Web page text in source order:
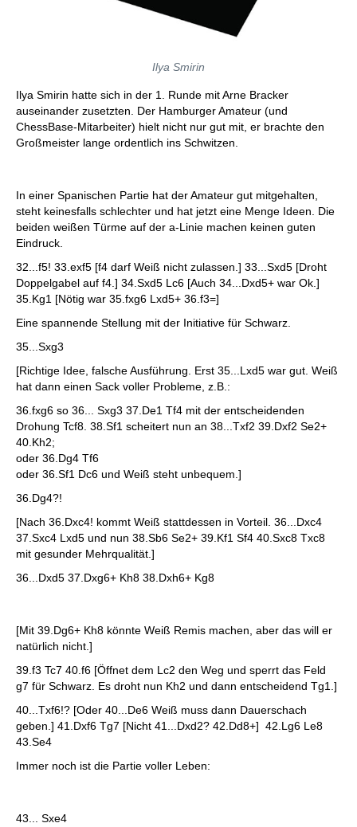
Ilya Smirin
Ilya Smirin hatte sich in der 1. Runde mit Arne Bracker
auseinander zusetzten. Der Hamburger Amateur (und
ChessBase-Mitarbeiter) hielt nicht nur gut mit, er brachte den
Großmeister lange ordentlich ins Schwitzen.
In einer Spanischen Partie hat der Amateur gut mitgehalten,
steht keinesfalls schlechter und hat jetzt eine Menge Ideen. Die
beiden weißen Türme auf der a-Linie machen keinen guten
Eindruck.
32...f5! 33.exf5 [f4 darf Weiß nicht zulassen.] 33...Sxd5 [Droht
Doppelgabel auf f4.] 34.Sxd5 Lc6 [Auch 34...Dxd5+ war Ok.]
35.Kg1 [Nötig war 35.fxg6 Lxd5+ 36.f3=]
Eine spannende Stellung mit der Initiative für Schwarz.
35...Sxg3
[Richtige Idee, falsche Ausführung. Erst 35...Lxd5 war gut. Weiß
hat dann einen Sack voller Probleme, z.B.:
36.fxg6 so 36... Sxg3 37.De1 Tf4 mit der entscheidenden
Drohung Tcf8. 38.Sf1 scheitert nun an 38...Txf2 39.Dxf2 Se2+
40.Kh2;
oder 36.Dg4 Tf6
oder 36.Sf1 Dc6 und Weiß steht unbequem.]
36.Dg4?!
[Nach 36.Dxc4! kommt Weiß stattdessen in Vorteil. 36...Dxc4
37.Sxc4 Lxd5 und nun 38.Sb6 Se2+ 39.Kf1 Sf4 40.Sxc8 Txc8
mit gesunder Mehrqualität.]
36...Dxd5 37.Dxg6+ Kh8 38.Dxh6+ Kg8
[Mit 39.Dg6+ Kh8 könnte Weiß Remis machen, aber das will er
natürlich nicht.]
39.f3 Tc7 40.f6 [Öffnet dem Lc2 den Weg und sperrt das Feld
g7 für Schwarz. Es droht nun Kh2 und dann entscheidend Tg1.]
40...Txf6!? [Oder 40...De6 Weiß muss dann Dauerschach
geben.] 41.Dxf6 Tg7 [Nicht 41...Dxd2? 42.Dd8+] 42.Lg6 Le8
43.Se4
Immer noch ist die Partie voller Leben:
43... Sxe4